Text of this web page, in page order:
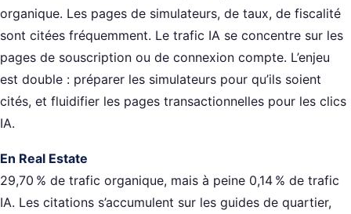
organique. Les pages de simulateurs, de taux, de fiscalité
sont citées fréquemment. Le trafic IA se concentre sur les
pages de souscription ou de connexion compte. L’enjeu
est double : préparer les simulateurs pour qu’ils soient
cités, et fluidifier les pages transactionnelles pour les clics
IA.
En Real Estate
29,70 % de trafic organique, mais à peine 0,14 % de trafic
IA. Les citations s’accumulent sur les guides de quartier,